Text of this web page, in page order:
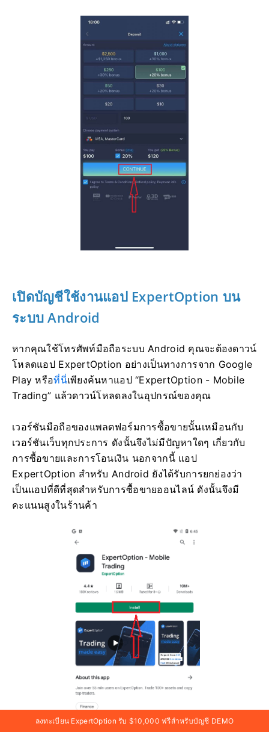
เปิดบัญชีใช้งานแอป ExpertOption บน
ระบบ Android
หากคุณใช้โทรศัพท์มือถือระบบ Android คุณจะต้องดาวน์
โหลดแอป ExpertOption อย่างเป็นทางการจาก Google
Play หรือที่นี่เพียงค้นหาแอป “ExpertOption - Mobile
Trading” แล้วดาวน์โหลดลงในอุปกรณ์ของคุณ
เวอร์ชันมือถือของแพลตฟอร์มการซื้อขายนั้นเหมือนกับ
เวอร์ชันเว็บทุกประการ ดังนั้นจึงไม่มีปัญหาใดๆ เกี่ยวกับ
การซื้อขายและการโอนเงิน นอกจากนี้ แอป
ExpertOption สำหรับ Android ยังได้รับการยกย่องว่า
เป็นแอปที่ดีที่สุดสำหรับการซื้อขายออนไลน์ ดังนั้นจึงมี
คะแนนสูงในร้านค้า
ลงทะเบียน ExpertOption รับ $10,000 ฟรีสำหรับบัญชี DEMO